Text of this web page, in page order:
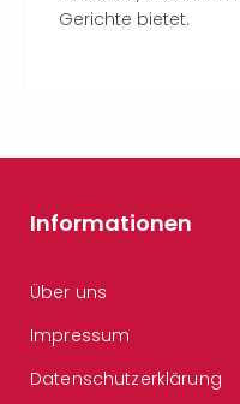
Gerichte bietet.
Informationen
Über uns
Impressum
Datenschutzerklärung